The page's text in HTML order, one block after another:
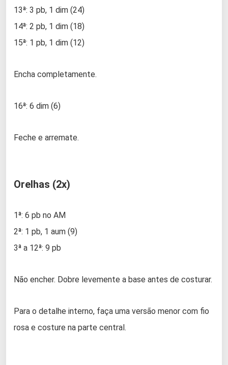
13ª: 3 pb, 1 dim (24)
14ª: 2 pb, 1 dim (18)
15ª: 1 pb, 1 dim (12)
Encha completamente.
16ª: 6 dim (6)
Feche e arremate.
Orelhas (2x)
1ª: 6 pb no AM
2ª: 1 pb, 1 aum (9)
3ª a 12ª: 9 pb
Não encher. Dobre levemente a base antes de costurar.
Para o detalhe interno, faça uma versão menor com fio
rosa e costure na parte central.